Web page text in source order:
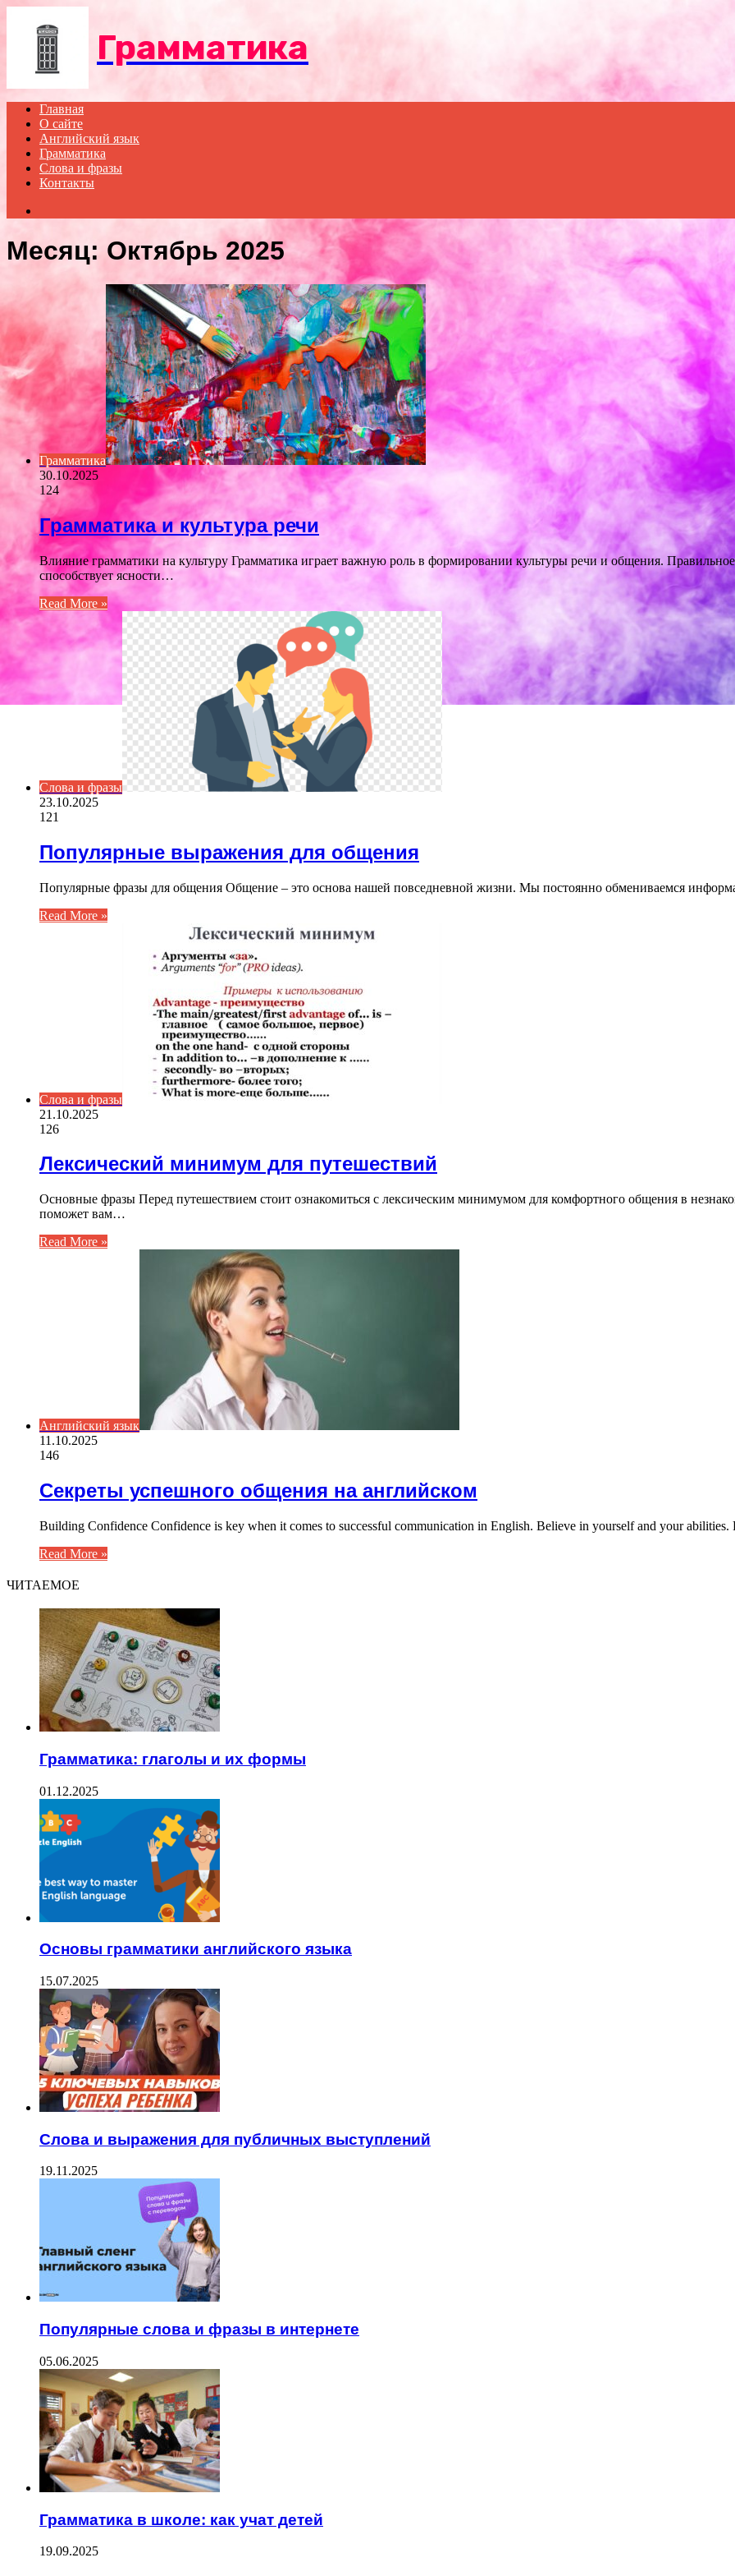
Грамматика
Главная
О сайте
Английский язык
Грамматика
Слова и фразы
Контакты
Месяц:Октябрь 2025
Грамматика
30.10.2025
124
Грамматика и культура речи
Влияние грамматики на культуру Грамматика играет важную роль в формировании культуры речи и общения.
способствует ясности…
Read More »
Слова и фразы
23.10.2025
121
Популярные выражения для общения
Популярные фразы для общения Общение – это основа нашей повседневной жизни. Мы постоянно обмениваемся
Read More »
Слова и фразы
21.10.2025
126
Лексический минимум для путешествий
Основные фразы Перед путешествием стоит ознакомиться с лексическим минимумом для комфортного общения в
поможет вам…
Read More »
Английский язык
11.10.2025
146
Секреты успешного общения на английском
Building Confidence Confidence is key when it comes to successful communication in English. Believe in yourself and your
Read More »
ЧИТАЕМОЕ
Грамматика: глаголы и их формы
01.12.2025
Основы грамматики английского языка
15.07.2025
Слова и выражения для публичных выступлений
19.11.2025
Популярные слова и фразы в интернете
05.06.2025
Грамматика в школе: как учат детей
19.09.2025